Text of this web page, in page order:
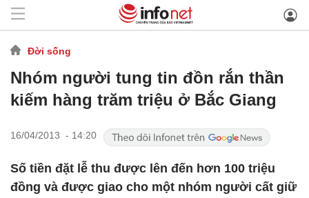
Đời sống
Nhóm người tung tin đồn rắn thần
kiếm hàng trăm triệu ở Bắc Giang
16/04/2013 - 14:20
Số tiền đặt lễ thu được lên đến hơn 100 triệu
đồng và được giao cho một nhóm người cất giữ